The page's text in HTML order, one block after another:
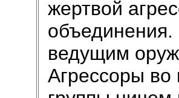
жертвой
объединения.
ведущим
Агрессоры во